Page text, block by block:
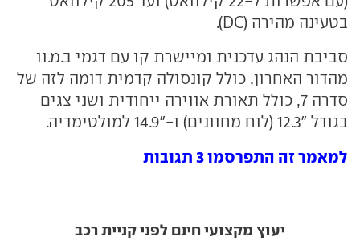
בטעינה מהירה (DC).
סביבת הנהג עדכנית ומיישרת קו עם דגמי ב.מ.וו
מהדור האחרון, כולל קונסולה קדמית דומה לזה של
סדרה 7, כולל תאורת אווירה ייחודית ושני צגים
בגודל "12.3 (לוח מחוונים) ו-"14.9 למולטימדיה.
למאמר זה התפרסמו 3 תגובות
יעוץ מקצועי חינם לפני קניית רכב